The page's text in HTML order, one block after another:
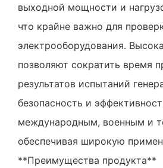
выходной мощности и
что крайне важно для
электрооборудования.
позволяют сократить время
результатов испытаний
безопасность и
международным, военным и
обеспечивая широкую
**Преимущества продукта**